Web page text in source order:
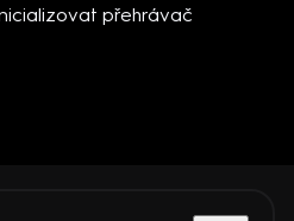
přehrávač